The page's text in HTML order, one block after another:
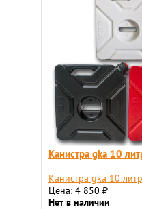
Канистра gka 10
Канистра gka 10
Цена: 4 850 ₽
Нет в наличии